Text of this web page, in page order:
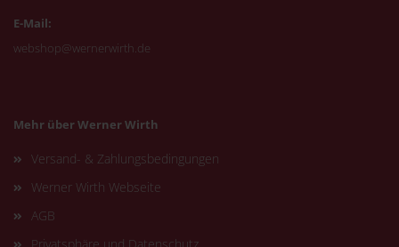
E-Mail:
webshop@wernerwirth.de
Mehr über Werner Wirth
Versand- & Zahlungsbedingungen
Werner Wirth Webseite
AGB